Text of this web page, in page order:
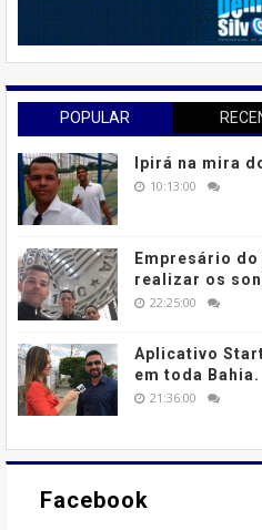
POPULAR
Ipirá na mira
10:13:00
Empresário
realizar os
22:25:00
Aplicativo
em toda Bahia.
21:36:00
Facebook